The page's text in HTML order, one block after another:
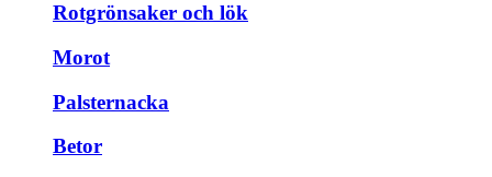
Rotgrönsaker och lök
Morot
Palsternacka
Betor